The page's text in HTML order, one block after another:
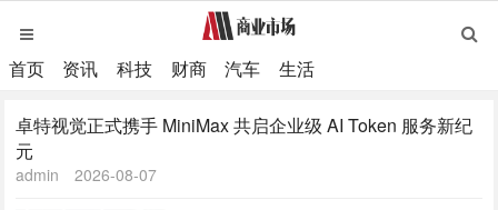
首页 资讯 科技 财商 汽车 生活
卓特视觉正式携手 MiniMax 共启企业级 AI Token 服务新纪
元
admin 2026-08-07